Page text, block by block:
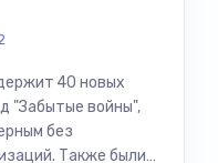
40 новых
"Забытые войны",
без
Также были